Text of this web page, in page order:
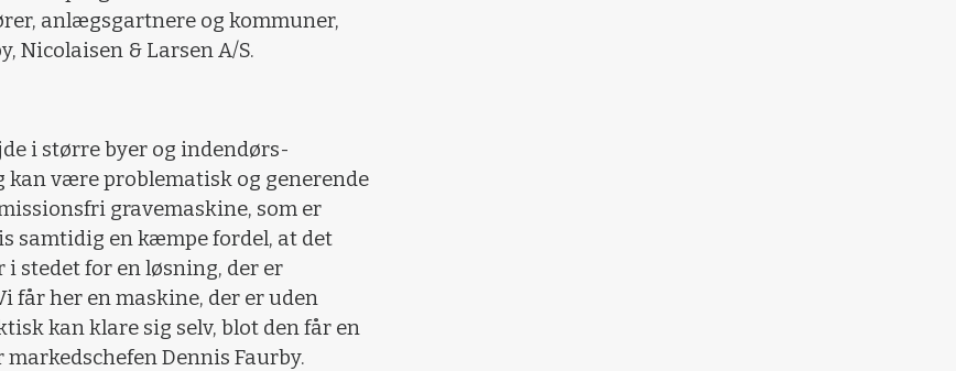
anlægsgartnere og kommuner,
Nicolaisen & Larsen A/S.
i større byer og indendørs-
være problematisk og generende
gravemaskine, som er
samtidig en kæmpe fordel, at det
stedet for en løsning, der er
får her en maskine, der er uden
kan klare sig selv, blot den får en
Dennis Faurby.